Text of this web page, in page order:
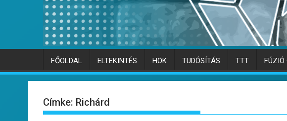
FŐOLDAL ELTEKINTÉS HÖK TUDÓSÍTÁS TTT FÚZIÓ
Címke: Richárd